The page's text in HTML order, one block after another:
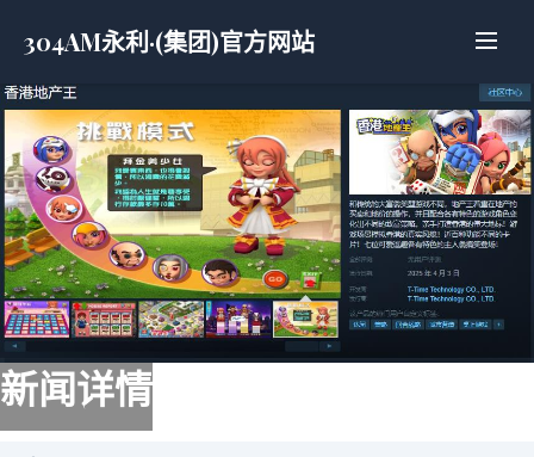
304AM永利·(集团)官方网站
新闻详情